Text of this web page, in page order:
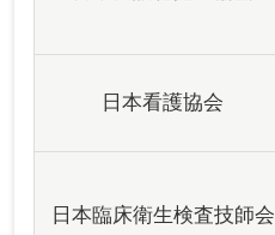
日本看護協会
日本臨床衛生検査技師会